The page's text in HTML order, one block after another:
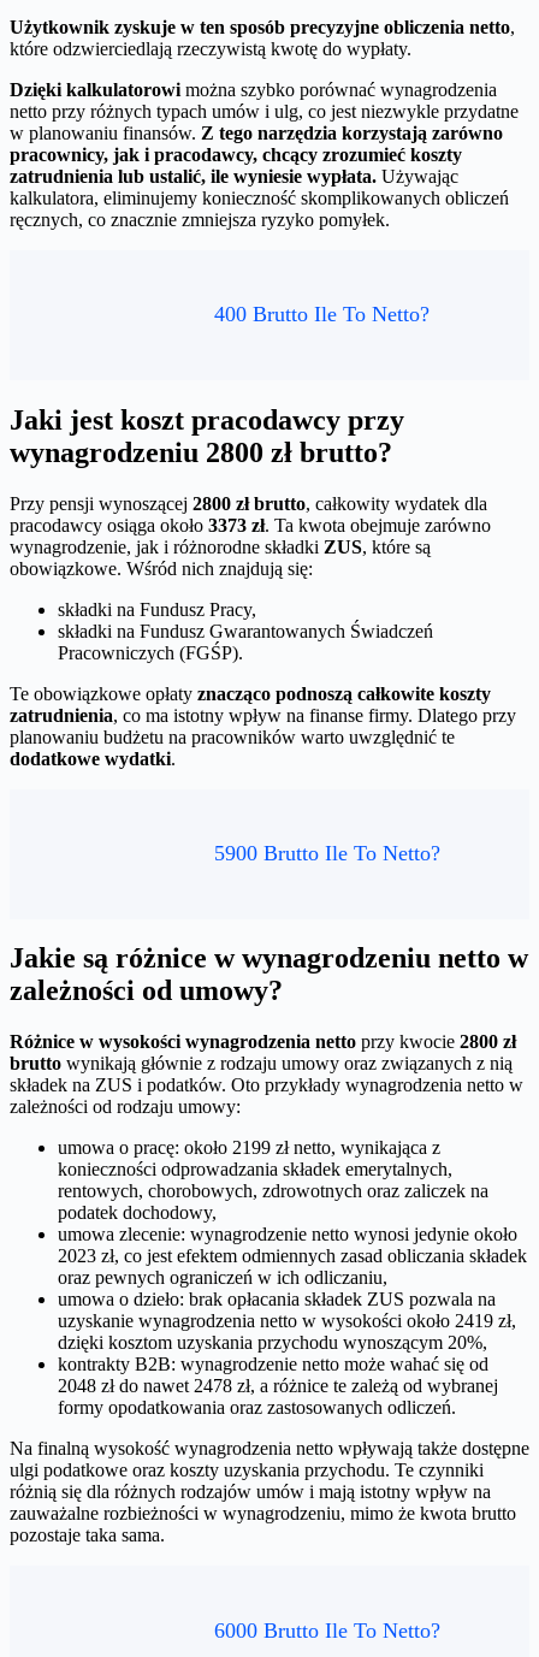
Użytkownik zyskuje w ten sposób precyzyjne obliczenia netto,
które odzwierciedlają rzeczywistą kwotę do wypłaty.
Dzięki kalkulatorowi można szybko porównać wynagrodzenia
netto przy różnych typach umów i ulg, co jest niezwykle przydatne
w planowaniu finansów. Z tego narzędzia korzystają zarówno
pracownicy, jak i pracodawcy, chcący zrozumieć koszty
zatrudnienia lub ustalić, ile wyniesie wypłata. Używając
kalkulatora, eliminujemy konieczność skomplikowanych obliczeń
ręcznych, co znacznie zmniejsza ryzyko pomyłek.
400 Brutto Ile To Netto?
Jaki jest koszt pracodawcy przy
wynagrodzeniu 2800 zł brutto?
Przy pensji wynoszącej 2800 zł brutto, całkowity wydatek dla
pracodawcy osiąga około 3373 zł. Ta kwota obejmuje zarówno
wynagrodzenie, jak i różnorodne składki ZUS, które są
obowiązkowe. Wśród nich znajdują się:
składki na Fundusz Pracy,
składki na Fundusz Gwarantowanych Świadczeń
Pracowniczych (FGŚP).
Te obowiązkowe opłaty znacząco podnoszą całkowite koszty
zatrudnienia, co ma istotny wpływ na finanse firmy. Dlatego przy
planowaniu budżetu na pracowników warto uwzględnić te
dodatkowe wydatki.
5900 Brutto Ile To Netto?
Jakie są różnice w wynagrodzeniu netto w
zależności od umowy?
Różnice w wysokości wynagrodzenia netto przy kwocie 2800 zł
brutto wynikają głównie z rodzaju umowy oraz związanych z nią
składek na ZUS i podatków. Oto przykłady wynagrodzenia netto w
zależności od rodzaju umowy:
umowa o pracę: około 2199 zł netto, wynikająca z
konieczności odprowadzania składek emerytalnych,
rentowych, chorobowych, zdrowotnych oraz zaliczek na
podatek dochodowy,
umowa zlecenie: wynagrodzenie netto wynosi jedynie około
2023 zł, co jest efektem odmiennych zasad obliczania składek
oraz pewnych ograniczeń w ich odliczaniu,
umowa o dzieło: brak opłacania składek ZUS pozwala na
uzyskanie wynagrodzenia netto w wysokości około 2419 zł,
dzięki kosztom uzyskania przychodu wynoszącym 20%,
kontrakty B2B: wynagrodzenie netto może wahać się od
2048 zł do nawet 2478 zł, a różnice te zależą od wybranej
formy opodatkowania oraz zastosowanych odliczeń.
Na finalną wysokość wynagrodzenia netto wpływają także dostępne
ulgi podatkowe oraz koszty uzyskania przychodu. Te czynniki
różnią się dla różnych rodzajów umów i mają istotny wpływ na
zauważalne rozbieżności w wynagrodzeniu, mimo że kwota brutto
pozostaje taka sama.
6000 Brutto Ile To Netto?